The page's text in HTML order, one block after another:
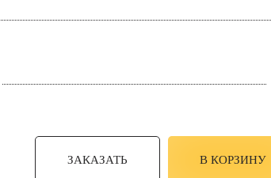
ЗАКАЗАТЬ В КОРЗИНУ